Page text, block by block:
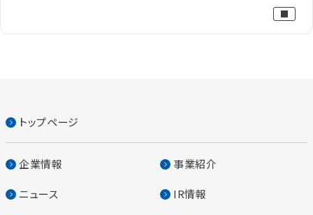
トップページ
企業情報 事業紹介
ニュース IR情報